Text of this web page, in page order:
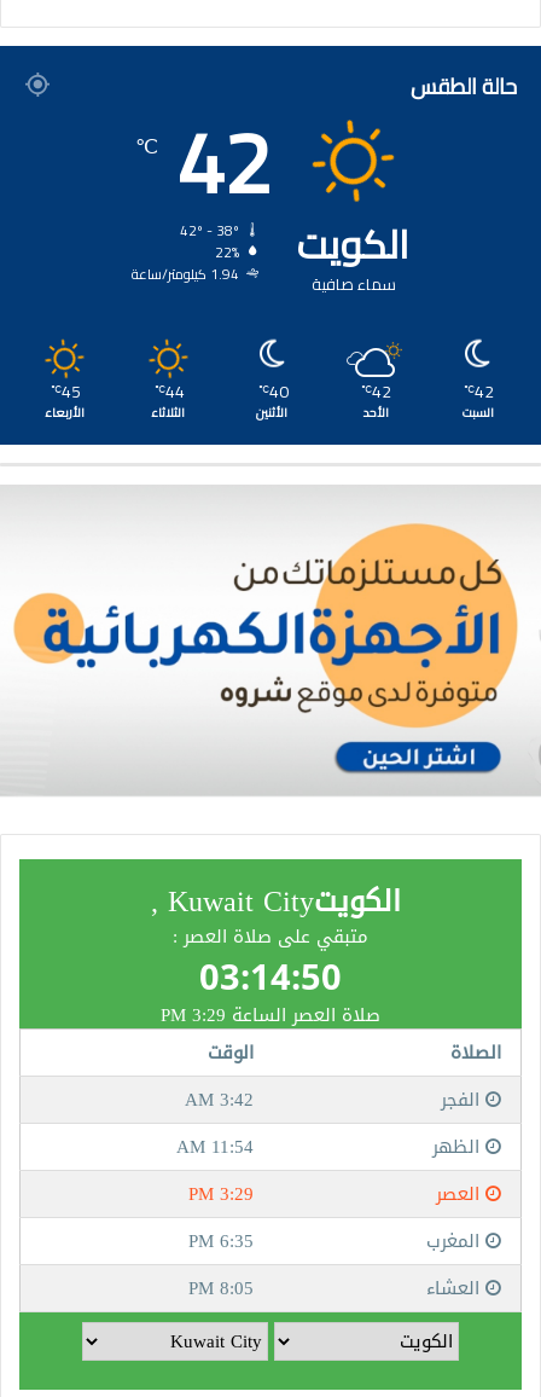
حالة الطقس
الكويت
سماء صافية
42
℃
22%
1.94 كيلومتر/ساعة
42
℃
السبت
42
℃
الأحد
40
℃
الأثنين
44
℃
الثلاثاء
45
℃
الأربعاء